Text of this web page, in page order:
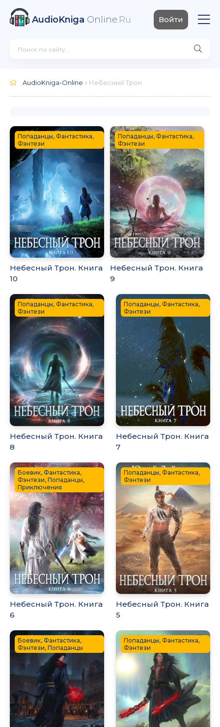
AudioKniga Online.Ru Войти
AudioKniga-Online » Небесный Трон
Попаданцы, Фантастика,
Фэнтези
Небесный Трон. Книга
10
Попаданцы, Фантастика,
Фэнтези
Небесный Трон. Книга
9
Попаданцы, Фантастика,
Фэнтези
Небесный Трон. Книга
8
Попаданцы, Фантастика,
Фэнтези
Небесный Трон. Книга
7
Боевик, Фантастика,
Фэнтези, Попаданцы,
Приключения
Небесный Трон. Книга
6
Попаданцы, Фантастика,
Фэнтези
Небесный Трон. Книга
5
Боевик, Фантастика,
Фэнтези, Попаданцы
Попаданцы, Фантастика,
Фэнтези